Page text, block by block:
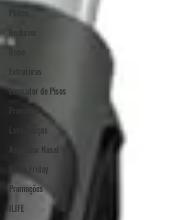
Extratoras
Limpador de Pisos
Lava-Louças
Aspirador Nasal
Black Friday
Promoções
ILIFE